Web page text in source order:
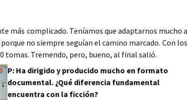
más complicado. Teníamos que adaptarnos mucho a
no siempre seguían el camino marcado. Con los
tomas. Tremendo, pero, bueno, al final salió.
P: Ha dirigido y producido mucho en formato
documental. ¿Qué diferencia fundamental
encuentra con la ficción?